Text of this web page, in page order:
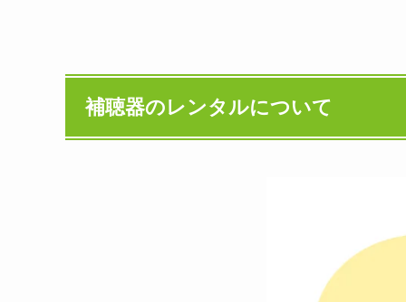
補聴器のレンタルについて